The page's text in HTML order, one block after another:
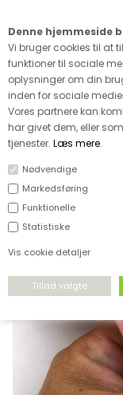
Denne hjemmeside
Vi bruger cookies til at
funktioner til sociale
oplysninger om din
inden for sociale
Vores partnere kan
har givet dem, eller
tjenester. Læs mere.
Nødvendige
Markedsføring
Funktionelle
Statistiske
Vis cookie detaljer
FORSIDE›VÆVET STOF